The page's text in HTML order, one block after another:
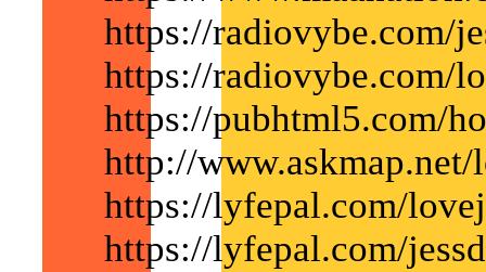
https://radiovybe.com/
https://radiovybe.com/
https://pubhtml5.com/
http://
https://lyfepal.com/
https://lyfepal.com/